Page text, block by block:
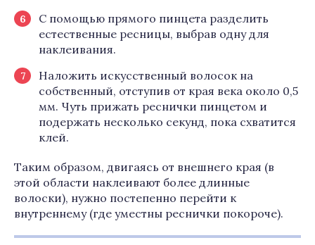
С помощью прямого пинцета разделить
естественные ресницы, выбрав одну для
наклеивания.
Наложить искусственный волосок на
собственный, отступив от края века около 0,5
мм. Чуть прижать реснички пинцетом и
подержать несколько секунд, пока схватится
клей.
Таким образом, двигаясь от внешнего края (в
этой области наклеивают более длинные
волоски), нужно постепенно перейти к
внутреннему (где уместны реснички покороче).